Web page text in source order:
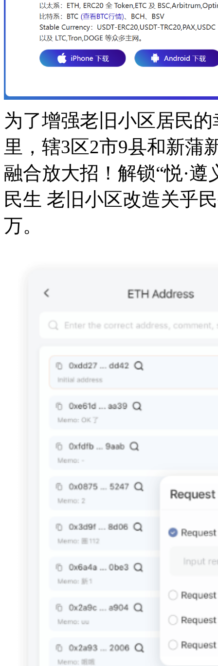
为了增强老旧小区居民
里，辖3区2市9县和新蒲
融合放大招！解锁“悦·
民生 老旧小区改造关乎
万。